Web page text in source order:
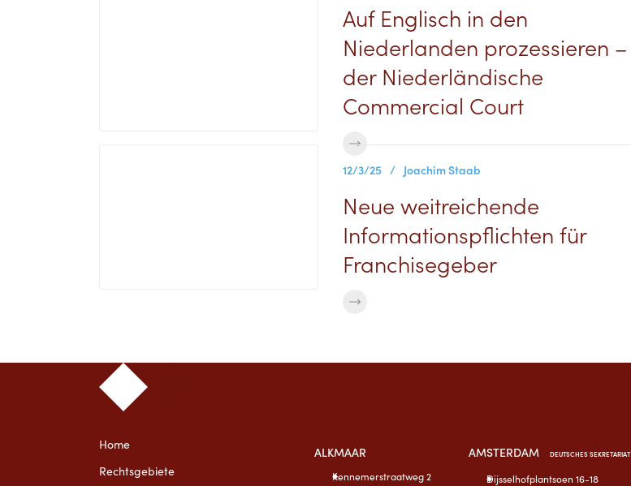
Auf Englisch in den
Niederlanden prozessieren –
der Niederländische
Commercial Court
12/3/25 / Joachim Staab
Neue weitreichende
Informationspflichten für
Franchisegeber
Home
Rechtsgebiete
ALKMAAR
Kennemerstraatweg 2
AMSTERDAM DEUTSCHES SEKRETARIAT
Dijsselhofplantsoen 16-18